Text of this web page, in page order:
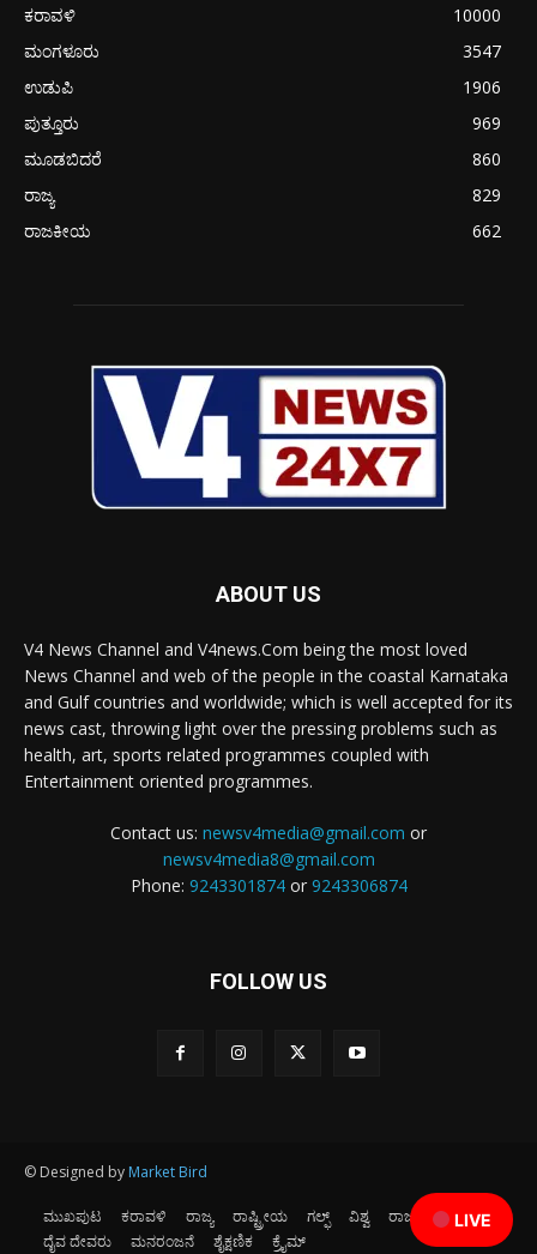
LIVE
ಕರಾವಳಿ
10000
ಮಂಗಳೂರು
3547
ಉಡುಪಿ
1906
ಪುತ್ತೂರು
969
ಮೂಡಬಿದರೆ
860
ರಾಜ್ಯ
829
ರಾಜಕೀಯ
662
ABOUT US
V4 News Channel and V4news.Com being the most loved
News Channel and web of the people in the coastal Karnataka
and Gulf countries and worldwide; which is well accepted for its
news cast, throwing light over the pressing problems such as
health, art, sports related programmes coupled with
Entertainment oriented programmes.
Contact us: newsv4media@gmail.com or
newsv4media8@gmail.com
Phone: 9243301874or 9243306874
FOLLOW US
© Designed by Market Bird
ಮುಖಪುಟ ಕರಾವಳಿ ರಾಜ್ಯ ರಾಷ್ಟ್ರೀಯ ಗಲ್ಫ್ ವಿಶ್ವ ರಾಜಕೀಯ
ಕ್ರೀಡೆ
ದೈವ ದೇವರು
ಮನರಂಜನೆ ಶೈಕ್ಷಣಿಕ ಕ್ರೈಮ್